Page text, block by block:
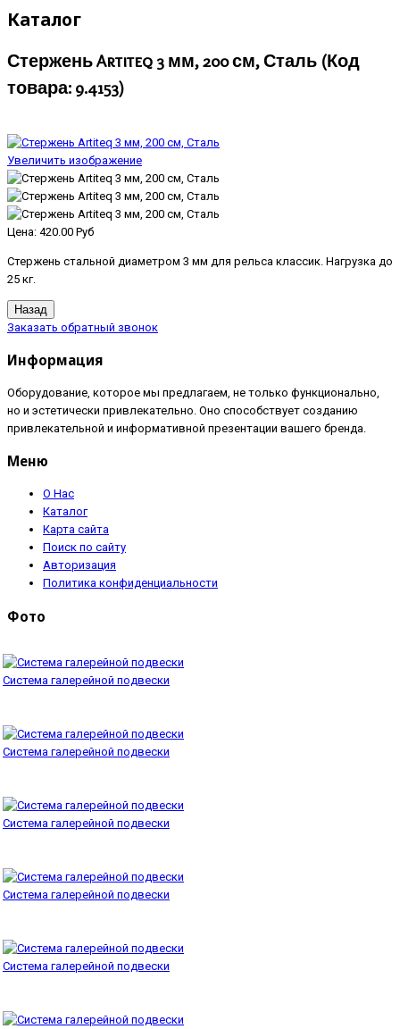
Каталог
Стержень Artiteq 3 мм, 200 см, Сталь (Код
товара: 9.4153)
Увеличить изображение
Цена: 420.00 Руб
Стержень стальной диаметром 3 мм для рельса классик. Нагрузка до
25 кг.
Заказать обратный звонок
Информация
Оборудование, которое мы предлагаем, не только функционально,
но и эстетически привлекательно. Оно способствует созданию
привлекательной и информативной презентации вашего бренда.
Меню
О Нас
Каталог
Карта сайта
Поиск по сайту
Авторизация
Политика конфиденциальности
Фото
Система галерейной подвески
Система галерейной подвески
Система галерейной подвески
Система галерейной подвески
Система галерейной подвески